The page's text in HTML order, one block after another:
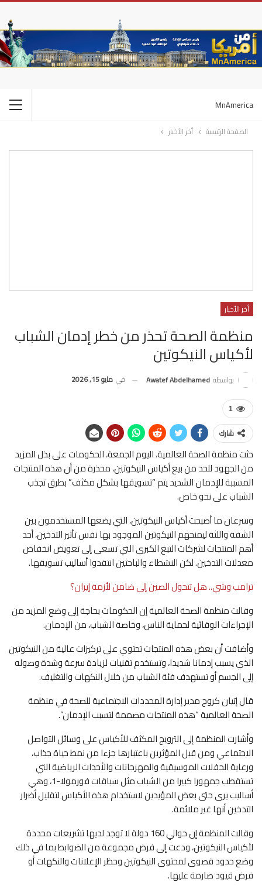
MnAmerica
الصفحة الرئيسية أخر الأخبار
أخر الأخبار
منظمة الصحة تحذر من خطر إدمان الشباب
لأكياس النيكوتين
بواسطة Awatef Abdelhamed في مايو 15, 2026
1
شارك
حثت منظمة الصحة العالمية، اليوم الجمعة، الحكومات على بذل المزيد
من الجهود للحد من بيع أكياس النيكوتين، محذرة من أن هذه المنتجات
المسببة للإدمان الشديد يتم “تسويقها بشكل مكثف” بطرق تجذب
الشباب على نحو خاص.
وسرعان ما أصبحت أكياس النيكوتين، التي يضعها المستخدمون بين
الشفة واللثة ليمنحهم النيكوتين الموجود بها نفس تأثير التدخين، أحد
أهم المنتجات لشركات التبغ الكبرى التي تسعى إلى تعويض انخفاض
معدلات التدخين. لكن النشطاء والباحثين انتقدوا أساليب تسويقها.
ترامب وشي.. هل تتحول الصين إلى ضامن لأزمة إيران؟
وقالت منظمة الصحة العالمية إن الحكومات بحاجة إلى وضع المزيد من
الإجراءات الوقائية لحماية الناس، وخاصة الشباب، من الإدمان.
وأضافت أن بعض هذه المنتجات تحتوي على تركيزات عالية من النيكوتين
الذي يسبب إدمانا شديدا، وتستخدم تقنيات لزيادة سرعة وشدة وصوله
إلى الجسم أو تستهدف فئة الشباب من خلال النكهات والتغليف.
قال إتيان كروج مدير إدارة المحددات الاجتماعية للصحة في منظمة
الصحة العالمية “هذه المنتجات مصممة لتسبب الإدمان”.
وأشارت المنظمة إلى الترويج المكثف للأكياس على وسائل التواصل
الاجتماعي ومن قبل المؤثرين باعتبارها جزءا من نمط حياة جذاب،
ورعاية الحفلات الموسيقية والمهرجانات والأحداث الرياضية التي
تستقطب جمهورا كبيرا من الشباب مثل سباقات فورمولا-1، وهي
أساليب يرى حتى بعض المؤيدين لاستخدام هذه الأكياس لتقليل أضرار
التدخين أنها غير ملائمة.
وقالت المنظمة إن حوالي 160 دولة لا توجد لديها تشريعات محددة
لأكياس النيكوتين، ودعت إلى فرض مجموعة من الضوابط بما في ذلك
وضع حدود قصوى لمحتوى النيكوتين وحظر الإعلانات والنكهات أو
فرض قيود صارمة عليها.